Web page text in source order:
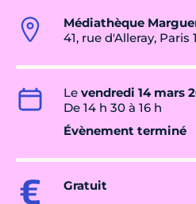
Médiathèque
41, rue d'Alleray, Paris
Le vendredi 14 mars
De 14 h 30 à 16 h
Évènement terminé
Gratuit